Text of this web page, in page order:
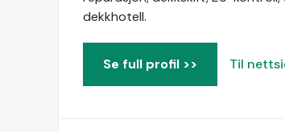
dekkhotell.
Se full profil >> Til